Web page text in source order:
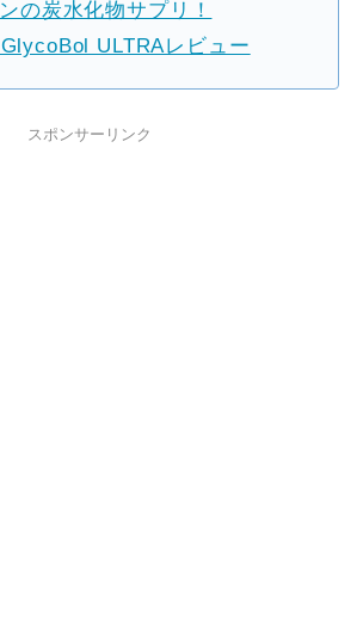
の炭水化物サプリ！
ULTRAレビュー
スポンサーリンク